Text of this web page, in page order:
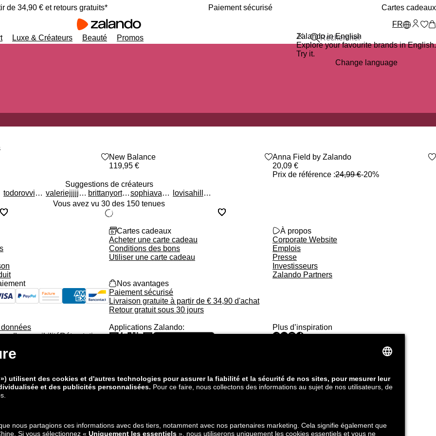
de 34,90 € et retours gratuits* Paiement sécurisé Cartes cadeaux
FR
Luxe & Créateurs Beauté Promos
heart_outlined heart_outlined
New Balance
119,95 €
Promo heart_outlined
Anna Field by Zalando
20,09 €
Prix de référence :24,99 €-20%
Suggestions de créateurs
todorovvictoria
valeriejjjjjfffff brittanyortegaa sophiavassilaki
lovisahillberg
Vous avez vu 30 des 150 tenues
gift_cardCartes cadeaux
Acheter une carte cadeau
Conditions des bons
Utiliser une carte cadeau
zalando_logo_outlinedÀ propos
Corporate Website
Emplois
Presse
Investisseurs
Zalando Partners
shopping_bag_fullNos avantages
Paiement sécurisé
Livraison gratuite à partir de € 34,90 d'achat
Retour gratuit sous 30 jours
d’accessibilitéRétractation
Applications Zalando: Plus d’inspiration
facebookyoutubeinstagramtiktok
Zalando in English
Explore your favourite brands in English.
Try it.
Change language